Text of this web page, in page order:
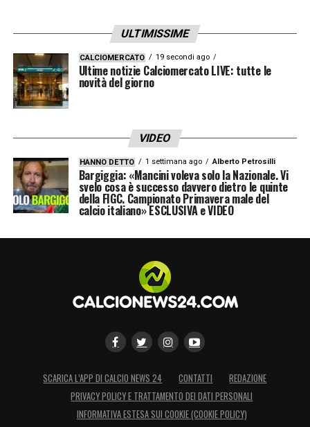
ULTIMISSIME
CALCIOMERCATO 19 secondi ago
Ultime notizie Calciomercato LIVE: tutte le
novità del giorno
VIDEO
HANNO DETTO 1 settimana ago Alberto Petrosilli
Bargiggia: «Mancini voleva solo la Nazionale. Vi
svelo cosa è successo davvero dietro le quinte
della FIGC. Campionato Primavera male del
calcio italiano» ESCLUSIVA e VIDEO
SCARICA L’APP DI CALCIO NEWS 24 CONTATTI
REDAZIONE
PRIVACY POLICY E TRATTAMENTO DEI DATI PERSONALI
INFORMATIVA ESTESA SUI COOKIE (COOKIE POLICY)